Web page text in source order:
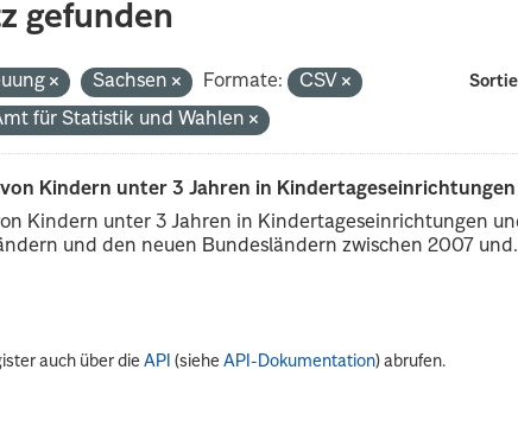
gefunden
Sachsen Formate:
CSV
für Statistik und Wahlen
Kindern unter 3 Jahren in Kindertageseinrichtungen
Kindern unter 3 Jahren in Kindertageseinrichtungen
und den neuen Bundesländern zwischen 2007
auch über dieAPI (sieheAPI-Dokumentation) abrufen.